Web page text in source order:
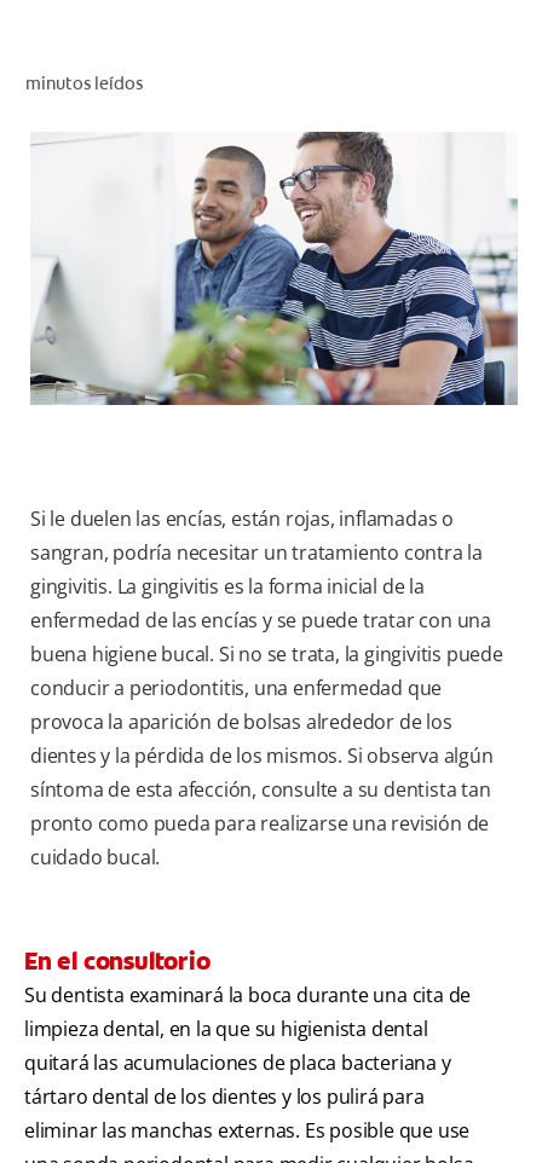
PROMOCIONES
SUSCRÍBASE
minutos leídos
Si le duelen las encías, están rojas, inflamadas o
sangran, podría necesitar un tratamiento contra la
gingivitis. La gingivitis es la forma inicial de la
enfermedad de las encías y se puede tratar con una
buena higiene bucal. Si no se trata, la gingivitis puede
conducir a periodontitis, una enfermedad que
provoca la aparición de bolsas alrededor de los
dientes y la pérdida de los mismos. Si observa algún
síntoma de esta afección, consulte a su dentista tan
pronto como pueda para realizarse una revisión de
cuidado bucal.
En el consultorio
Su dentista examinará la boca durante una cita de
limpieza dental, en la que su higienista dental
quitará las acumulaciones de placa bacteriana y
tártaro dental de los dientes y los pulirá para
eliminar las manchas externas. Es posible que use